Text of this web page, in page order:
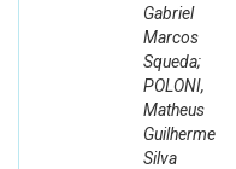
Gabriel
Marcos
Squeda;
POLONI,
Matheus
Guilherme
Silva